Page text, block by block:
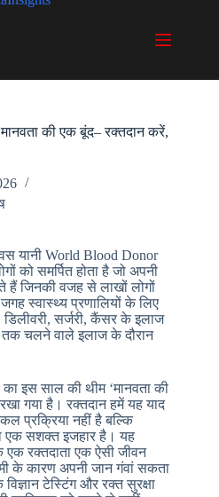
की एक बूंद– रक्तदान करें,
यानी World Blood Donor
को समर्पित होता है जो अपनी
हैं जिनकी वजह से लाखों लोगों
स्वास्थ्य प्रणालियों के लिए
सर्जरी, कैंसर के इलाज
चलने वाले इलाज के दौरान
का इस साल की थीम ‘मानवता की
गया है। रक्तदान हमें यह याद
प्रक्रिया नहीं है बल्कि
एक सशक्त इजहार है। यह
एक रक्तदाता एक ऐसी जीवन
के कारण अपनी जान गंवां सकता
टेस्टिंग और रक्त सुरक्षा